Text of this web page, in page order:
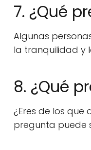
7. ¿Qué
Algunas
la tranquilidad y
8. ¿Qué
¿Eres de los
pregunta puede